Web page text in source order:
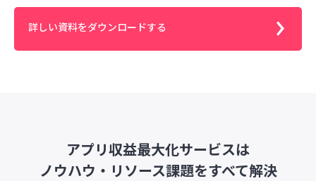
詳しい資料をダウンロードする
アプリ収益最大化サービスは
ノウハウ・リソース課題をすべて解決